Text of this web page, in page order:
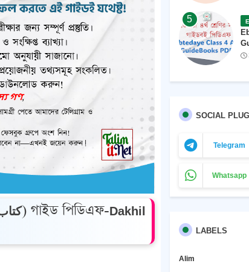
SOCIAL
Telegram
Whatsapp
LABELS
Alim